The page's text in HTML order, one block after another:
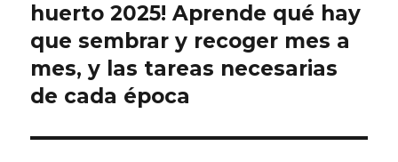
entradas
anterior:
huerto 2025! Aprende qué hay
que sembrar y recoger mes a
mes, y las tareas necesarias
de cada época